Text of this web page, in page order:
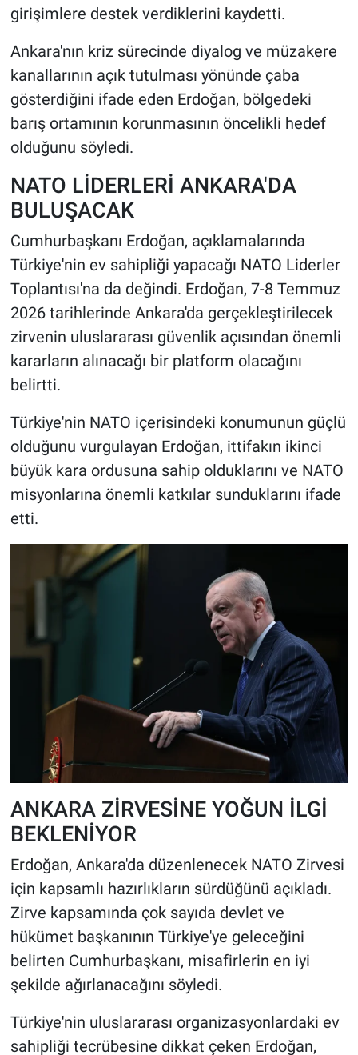
girişimlere destek verdiklerini kaydetti.
Ankara'nın kriz sürecinde diyalog ve müzakere
kanallarının açık tutulması yönünde çaba
gösterdiğini ifade eden Erdoğan, bölgedeki
barış ortamının korunmasının öncelikli hedef
olduğunu söyledi.
NATO LİDERLERİ ANKARA'DA
BULUŞACAK
Cumhurbaşkanı Erdoğan, açıklamalarında
Türkiye'nin ev sahipliği yapacağı NATO Liderler
Toplantısı'na da değindi. Erdoğan, 7-8 Temmuz
2026 tarihlerinde Ankara'da gerçekleştirilecek
zirvenin uluslararası güvenlik açısından önemli
kararların alınacağı bir platform olacağını
belirtti.
Türkiye'nin NATO içerisindeki konumunun güçlü
olduğunu vurgulayan Erdoğan, ittifakın ikinci
büyük kara ordusuna sahip olduklarını ve NATO
misyonlarına önemli katkılar sunduklarını ifade
etti.
ANKARA ZİRVESİNE YOĞUN İLGİ
BEKLENİYOR
Erdoğan, Ankara'da düzenlenecek NATO Zirvesi
için kapsamlı hazırlıkların sürdüğünü açıkladı.
Zirve kapsamında çok sayıda devlet ve
hükümet başkanının Türkiye'ye geleceğini
belirten Cumhurbaşkanı, misafirlerin en iyi
şekilde ağırlanacağını söyledi.
Türkiye'nin uluslararası organizasyonlardaki ev
sahipliği tecrübesine dikkat çeken Erdoğan,